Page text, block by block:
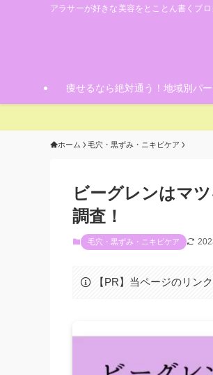
アラサーが好きな美容をとことん書くブロ
痩せるなら絶対通う！地域別パ
ホーム 毛穴・黒ずみ・ニキビケア
ビーグレンはマ
調査！
毛穴・黒ずみ・ニキビケア
【PR】当ページのリン